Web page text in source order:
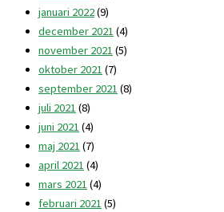
januari 2022(9)
december 2021 (4)
november 2021 (5)
oktober 2021 (7)
september 2021 (8)
juli 2021 (8)
juni 2021 (4)
maj 2021 (7)
april 2021 (4)
mars 2021 (4)
februari 2021 (5)